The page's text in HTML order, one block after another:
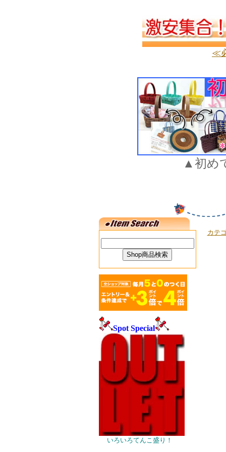
≪
▲初め
Spot Special
いろいろてんこ盛り！
カテ